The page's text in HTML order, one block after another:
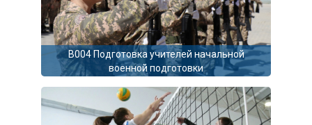
B004 Подготовка учителей начальной
военной подготовки